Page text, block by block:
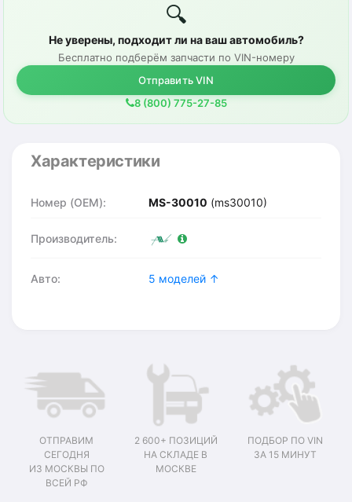
🔍
Не уверены, подходит ли на ваш автомобиль?
Бесплатно подберём запчасти по VIN-номеру
Отправить VIN
8 (800) 775-27-85
Характеристики
Номер (OEM): MS-30010 (ms30010)
Производитель:
Авто: 5 моделей ↑
ОТПРАВИМ
СЕГОДНЯ
ИЗ МОСКВЫ ПО
ВСЕЙ РФ
2 600+ ПОЗИЦИЙ
НА СКЛАДЕ В
МОСКВЕ
ПОДБОР ПО VIN
ЗА 15 МИНУТ